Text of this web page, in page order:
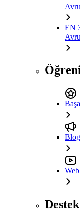
EN
Blog
Destek